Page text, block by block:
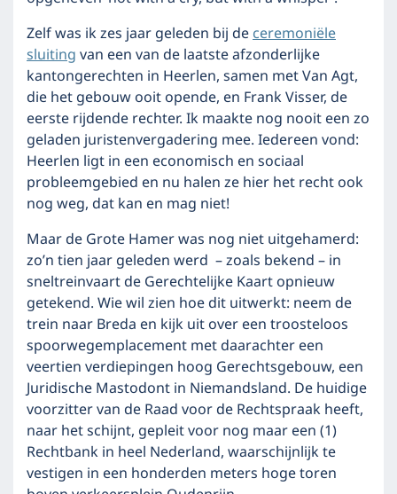
Zelf was ik zes jaar geleden bij deceremoniële
sluitingvan een van de laatste afzonderlijke
kantongerechten in Heerlen, samen met Van Agt,
die het gebouw ooit opende, en Frank Visser, de
eerste rijdende rechter. Ik maakte nog nooit een zo
geladen juristenvergadering mee. Iedereen vond:
Heerlen ligt in een economisch en sociaal
probleemgebied en nu halen ze hier het recht ook
nog weg, dat kan en mag niet!
Maar de Grote Hamer was nog niet uitgehamerd:
zo’n tien jaar geleden werd – zoals bekend – in
sneltreinvaart de Gerechtelijke Kaart opnieuw
getekend. Wie wil zien hoe dit uitwerkt: neem de
trein naar Breda en kijk uit over een troosteloos
spoorwegemplacement met daarachter een
veertien verdiepingen hoog Gerechtsgebouw, een
Juridische Mastodont in Niemandsland. De huidige
voorzitter van de Raad voor de Rechtspraak heeft,
naar het schijnt, gepleit voor nog maar een (1)
Rechtbank in heel Nederland, waarschijnlijk te
vestigen in een honderden meters hoge toren